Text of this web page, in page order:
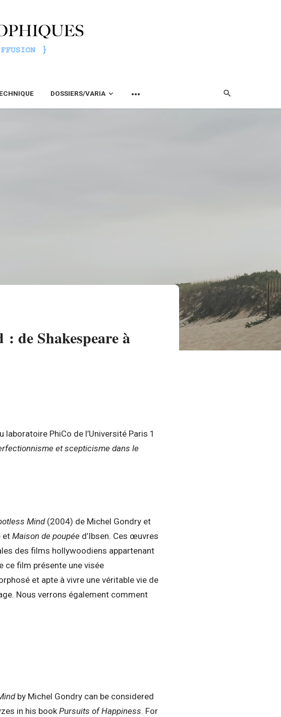
DOSSIERS/VARIA
de Shakespeare à
PhiCo de l’Université Paris 1
et scepticisme dans le
Mind(2004) de Michel Gondry et
et Maison de poupée d’Ibsen. Ces œuvres
des films hollywoodiens appartenant
ce film présente une visée
et apte à vivre une véritable vie de
Nous verrons également comment
by Michel Gondry can be considered
in his bookPursuits of Happiness. For